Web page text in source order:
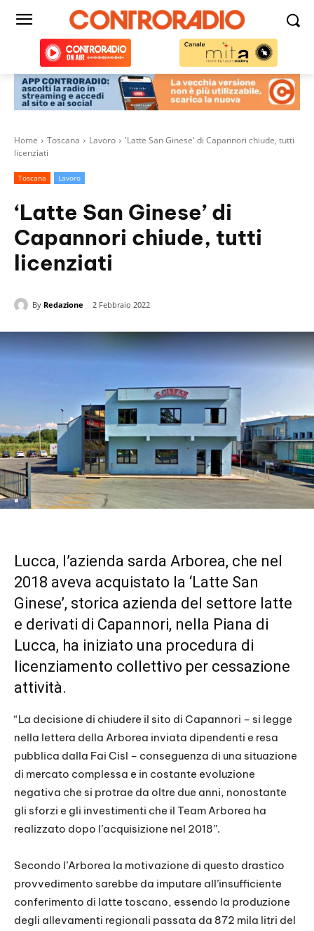
Home Toscana Lavoro
'Latte San Ginese' di Capannori chiude, tutti
licenziati
Toscana Lavoro
‘Latte San Ginese’ di
Capannori chiude, tutti
licenziati
By Redazione 2 Febbraio 2022
Lucca, l’azienda sarda Arborea, che nel
2018 aveva acquistato la ‘Latte San
Ginese’, storica azienda del settore latte
e derivati di Capannori, nella Piana di
Lucca, ha iniziato una procedura di
licenziamento collettivo per cessazione
attività.
“La decisione di chiudere il sito di Capannori – si legge
nella lettera della Arborea inviata dipendenti e resa
pubblica dalla Fai Cisl – conseguenza di una situazione
di mercato complessa e in costante evoluzione
negativa che si protrae da oltre due anni, nonostante
gli sforzi e gli investimenti che il Team Arborea ha
realizzato dopo l’acquisizione nel 2018”.
Secondo l’Arborea la motivazione di questo drastico
provvedimento sarebbe da imputare all’insufficiente
conferimento di latte toscano, essendo la produzione
degli allevamenti regionali passata da 872 mila litri del